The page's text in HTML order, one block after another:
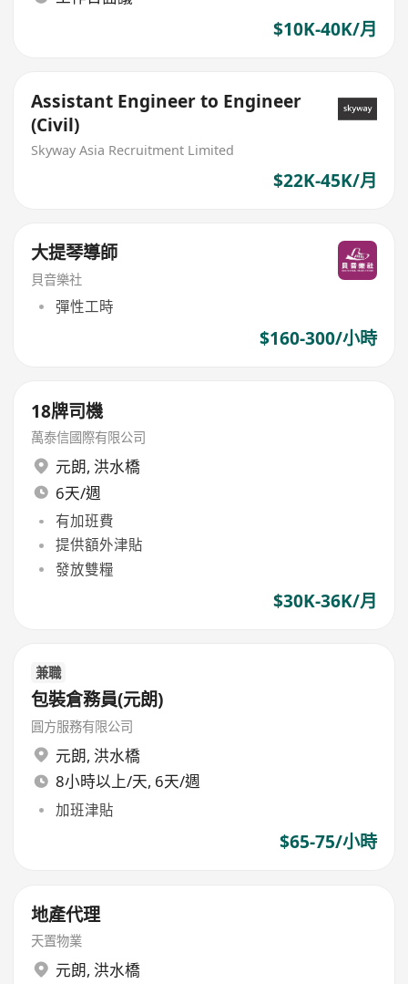
$10K-40K/月
Assistant Engineer to Engineer
(Civil)
Skyway Asia Recruitment Limited
$22K-45K/月
大提琴導師
貝音樂社
彈性工時
$160-300/小時
18牌司機
萬泰信國際有限公司
元朗, 洪水橋
6天/週
有加班費
提供額外津貼
發放雙糧
$30K-36K/月
兼職
包裝倉務員(元朗)
圓方服務有限公司
元朗, 洪水橋
8小時以上/天, 6天/週
加班津貼
$65-75/小時
地產代理
天置物業
元朗, 洪水橋